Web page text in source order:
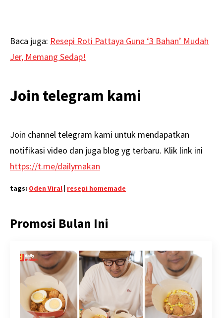
Baca juga: Resepi Roti Pattaya Guna ‘3 Bahan’ Mudah
Jer, Memang Sedap!
Join telegram kami
Join channel telegram kami untuk mendapatkan
notifikasi video dan juga blog yg terbaru. Klik link ini
https://t.me/dailymakan
tags: Oden Viral| resepi homemade
Promosi Bulan Ini